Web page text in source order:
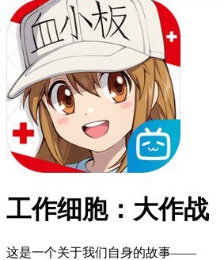
工作细胞：大作战
这是一个关于我们自身的故事——